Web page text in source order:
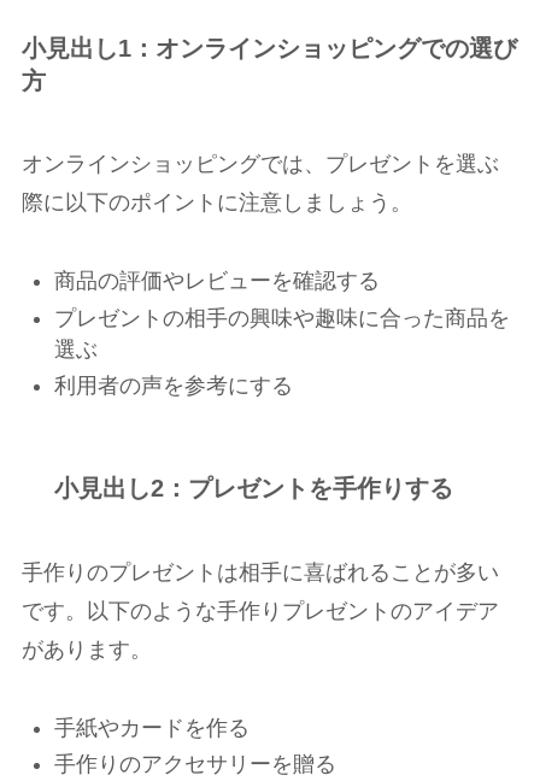
小見出し1：オンラインショッピングでの選び
方
オンラインショッピングでは、プレゼントを選ぶ
際に以下のポイントに注意しましょう。
商品の評価やレビューを確認する
プレゼントの相手の興味や趣味に合った商品を
選ぶ
利用者の声を参考にする
小見出し2：プレゼントを手作りする
手作りのプレゼントは相手に喜ばれることが多い
です。以下のような手作りプレゼントのアイデア
があります。
手紙やカードを作る
手作りのアクセサリーを贈る